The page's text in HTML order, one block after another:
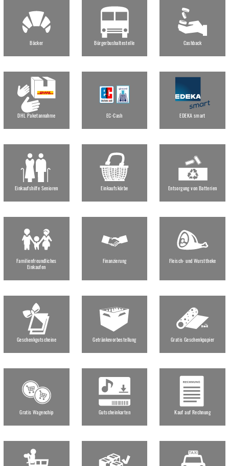
Bäcker Bürgerbushaltestelle Cashback
DHL Paketannahme EC-Cash EDEKA smart
Einkaufshilfe Senioren Einkaufskörbe Entsorgung von Batterien
Familienfreundliches
Einkaufen
Finanzierung Fleisch- und Wursttheke
Geschenkgutscheine Getränkevorbestellung Gratis Geschenkpapier
Gratis Wagenchip Gutscheinkarten Kauf auf Rechnung